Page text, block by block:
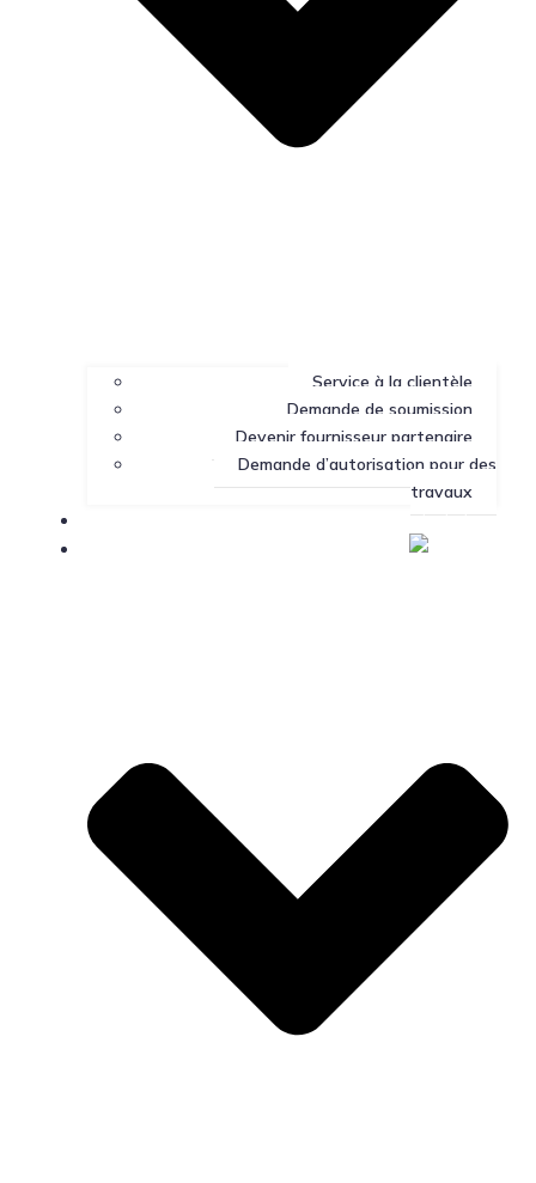
Service à la clientèle
Demande de soumission
Devenir fournisseur partenaire
Demande d’autorisation pour des
travaux
Portail client